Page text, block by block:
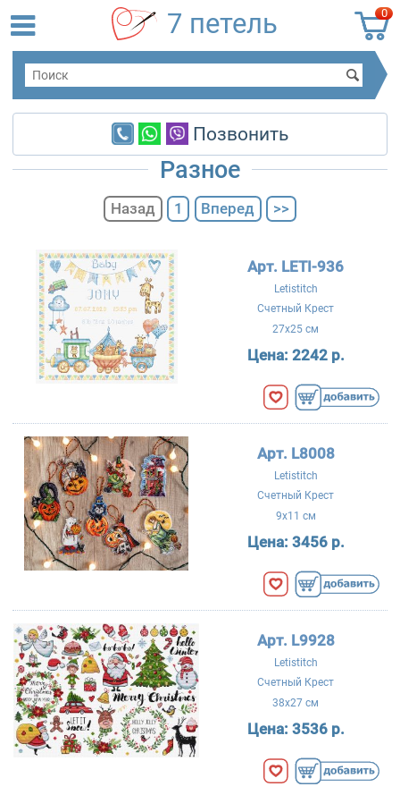
0
7 петель
Позвонить
Разное
Назад 1 Вперед >>
Арт. LETI-936
Letistitch
Счетный Крест
27x25 см
Цена: 2242 р.
Арт. L8008
Letistitch
Счетный Крест
9x11 см
Цена: 3456 р.
Арт. L9928
Letistitch
Счетный Крест
38x27 см
Цена: 3536 р.